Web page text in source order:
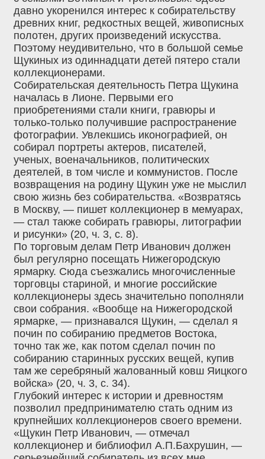
давно укоренился интерес к собирательству
древних книг, редкостных вещей, живописных
полотен, других произведений искусства.
Поэтому неудивительно, что в большой семье
Щукиных из одиннадцати детей пятеро стали
коллекционерами.
Собирательская деятельность Петра Щукина
началась в Лионе. Первыми его
приобретениями стали книги, гравюры и
только-только получившие распространение
фотографии. Увлекшись иконографией, он
собирал портреты актеров, писателей,
ученых, военачальников, политических
деятелей, в том числе и коммунистов. После
возвращения на родину Щукин уже не мыслил
свою жизнь без собирательства. «Возвратясь
в Москву, — пишет коллекционер в мемуарах,
— стал также собирать гравюры, литографии
и рисунки» (20, ч. 3, с. 8).
По торговым делам Петр Иванович должен
был регулярно посещать Нижегородскую
ярмарку. Сюда съезжались многочисленные
торговцы стариной, и многие российские
коллекционеры здесь значительно пополняли
свои собрания. «Вообще на Нижегородской
ярмарке, — признавался Щукин, — сделал я
почин по собиранию предметов Востока,
точно так же, как потом сделал почин по
собиранию старинных русских вещей, купив
там же серебряный жалованный ковш Яицкого
войска» (20, ч. 3, с. 34).
Глубокий интерес к истории и древностям
позволил предпринимателю стать одним из
крупнейших коллекционеров своего времени.
«Щукин Петр Иванович, — отмечал
коллекционер и библиофил А.П.Бахрушин, —